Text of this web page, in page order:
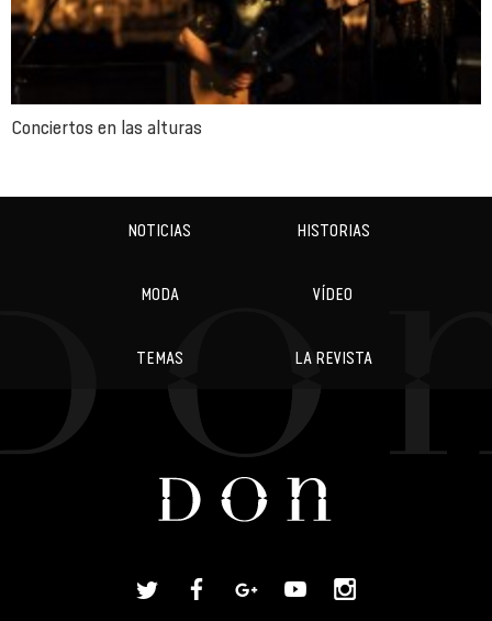
Conciertos en las alturas
NOTICIAS HISTORIAS
MODA VÍDEO
TEMAS LA REVISTA